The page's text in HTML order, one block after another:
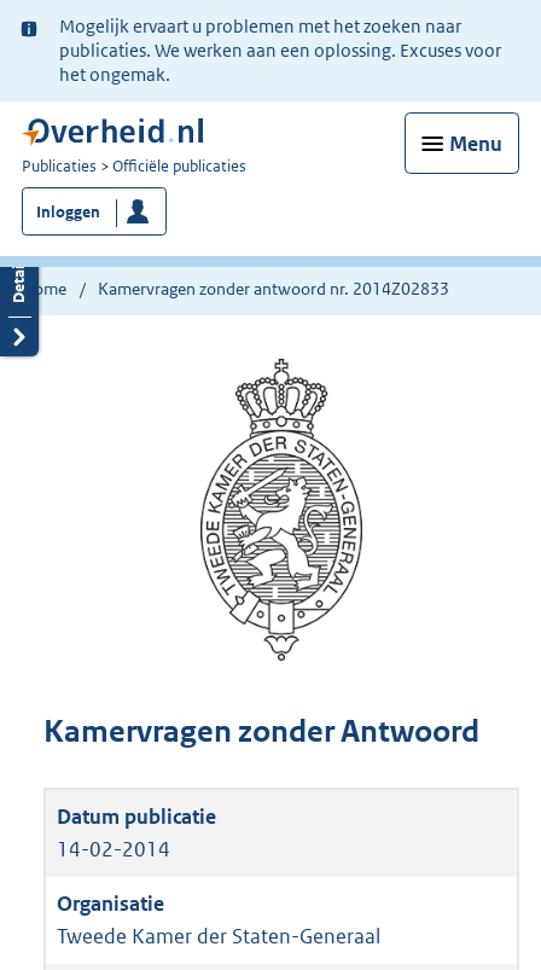
Ter
informatie:
Mogelijk ervaart u problemen met het zoeken naar
publicaties. We werken aan een oplossing. Excuses voor
het ongemak.
Menu
U
bent
nu
hier:
Publicaties Officiële publicaties
Inloggen
Home Kamervragen zonder antwoord nr. 2014Z02833
Kamervragen zonder Antwoord
14-02-2014
Tweede Kamer der Staten-Generaal